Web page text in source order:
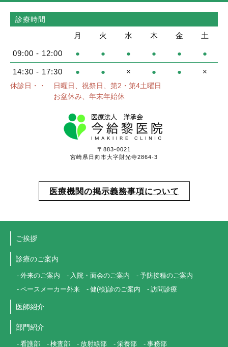
診療時間
月 火 水 木 金 土
09:00 - 12:00 ● ● ● ● ● ●
14:30 - 17:30 ● ● × ● ● ×
休診日・・
日曜日、祝祭日、第2・第4土曜日
お盆休み、年末年始休
〒883-0021
宮崎県日向市大字財光寺2864-3
医療機関の掲示義務事項について
ご挨拶
診療のご案内
外来のご案内 入院・面会のご案内
予防接種のご案内
ペースメーカー外来
健(検)診のご案内 訪問診療
医師紹介
部門紹介
看護部 検査部 放射線部 栄養部 事務部